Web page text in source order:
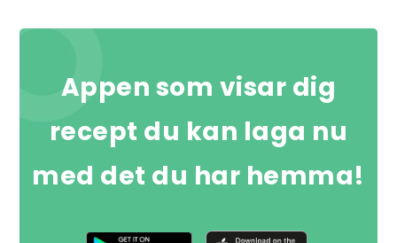
Appen som visar dig
recept du kan laga nu
med det du har hemma!